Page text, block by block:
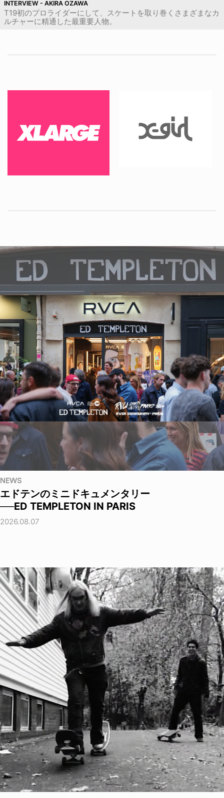
INTERVIEW - AKIRA OZAWA
T19初のプロライダーにして、スケートを取り巻くさまざまなカ
ルチャーに精通した最重要人物。
NEWS
エドテンのミニドキュメンタリー
──ED TEMPLETON IN PARIS
2026.08.07